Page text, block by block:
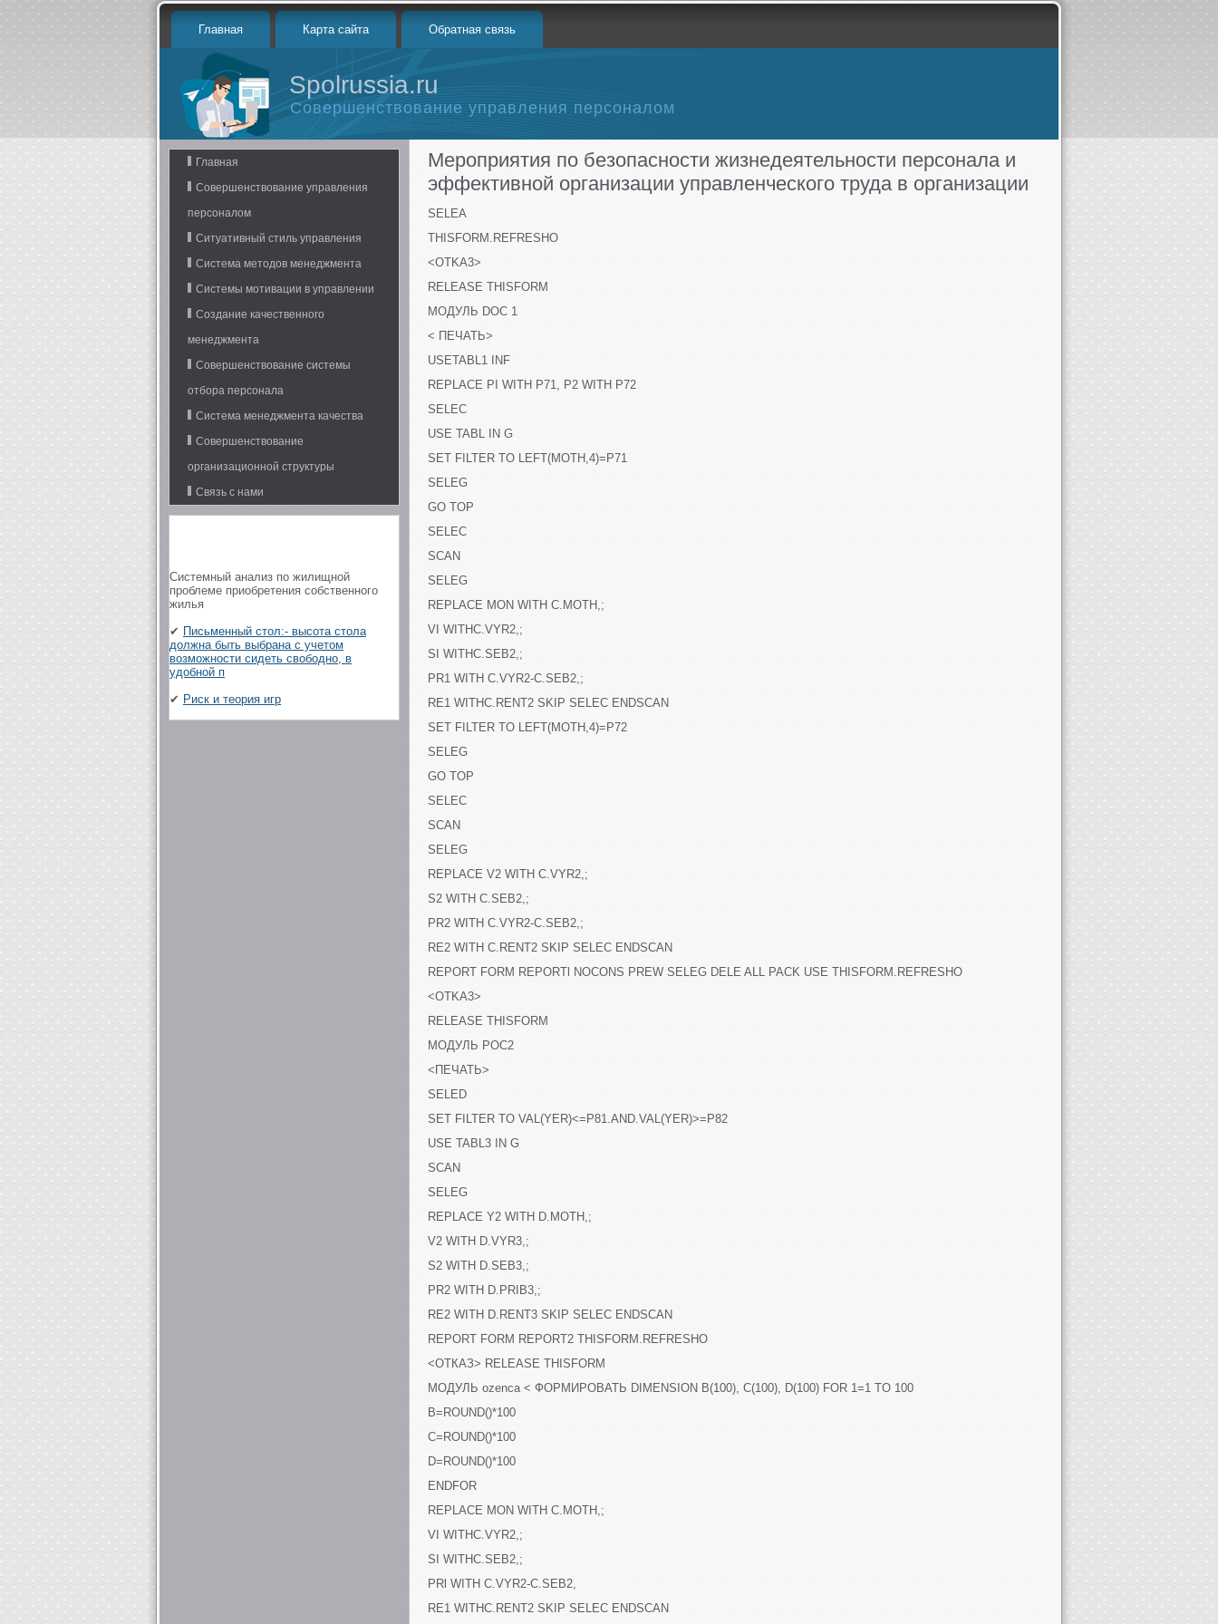
Главная Карта сайта Обратная связь
Spolrussia.ru
Совершенствование управления персоналом
Главная
Совершенствование управления
персоналом
Ситуативный стиль управления
Система методов менеджмента
Системы мотивации в управлении
Создание качественного
менеджмента
Совершенствование системы
отбора персонала
Система менеджмента качества
Совершенствование
организационной структуры
Связь с нами
Системный анализ по жилищной
проблеме приобретения собственного
жилья
✔ Письменный стол:- высота стола
должна быть выбрана с учетом
возможности сидеть свободно, в
удобной п
✔ Риск и теория игр
Мероприятия по безопасности жизнедеятельности персонала и
эффективной организации управленческого труда в организации
SELEA
THISFORM.REFRESHO
<OTKA3>
RELEASE THISFORM
МОДУЛЬ DOC 1
< ПЕЧАТЬ>
USETABL1 INF
REPLACE PI WITH P71, P2 WITH P72
SELEC
USE TABL IN G
SET FILTER TO LEFT(MOTH,4)=P71
SELEG
GO TOP
SELEC
SCAN
SELEG
REPLACE MON WITH C.MOTH,;
VI WITHC.VYR2,;
SI WITHC.SEB2,;
PR1 WITH C.VYR2-C.SEB2,;
RE1 WITHC.RENT2 SKIP SELEC ENDSCAN
SET FILTER TO LEFT(MOTH,4)=P72
SELEG
GO TOP
SELEC
SCAN
SELEG
REPLACE V2 WITH C.VYR2,;
S2 WITH C.SEB2,;
PR2 WITH C.VYR2-C.SEB2,;
RE2 WITH C.RENT2 SKIP SELEC ENDSCAN
REPORT FORM REPORTl NOCONS PREW SELEG DELE ALL PACK USE THISFORM.REFRESHO
<OTKA3>
RELEASE THISFORM
МОДУЛЬ РОС2
<ПЕЧАТЬ>
SELED
SET FILTER TO VAL(YER)<=P81.AND.VAL(YER)>=P82
USE TABL3 IN G
SCAN
SELEG
REPLACE Y2 WITH D.MOTH,;
V2 WITH D.VYR3,;
S2 WITH D.SEB3,;
PR2 WITH D.PRIB3,;
RE2 WITH D.RENT3 SKIP SELEC ENDSCAN
REPORT FORM REPORT2 THISFORM.REFRESHO
<ОТКАЗ> RELEASE THISFORM
МОДУЛЬ ozenca < ФОРМИРОВАТЬ DIMENSION B(100), C(100), D(100) FOR 1=1 TO 100
B=ROUND()*100
C=ROUND()*100
D=ROUND()*100
ENDFOR
REPLACE MON WITH C.MOTH,;
VI WITHC.VYR2,;
SI WITHC.SEB2,;
PRl WITH C.VYR2-C.SEB2,
RE1 WITHC.RENT2 SKIP SELEC ENDSCAN